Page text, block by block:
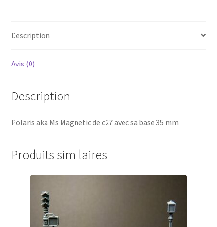
35
Description
Avis (0)
Description
Polaris aka Ms Magnetic de c27 avec sa base 35 mm
Produits similaires